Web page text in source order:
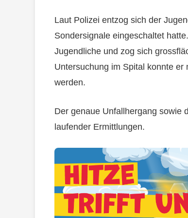
Laut Polizei entzog sich der
Sondersignale eingeschaltet
Jugendliche und zog sich
Untersuchung im Spital konnte
werden.
Der genaue Unfallhergang sowie
laufender Ermittlungen.